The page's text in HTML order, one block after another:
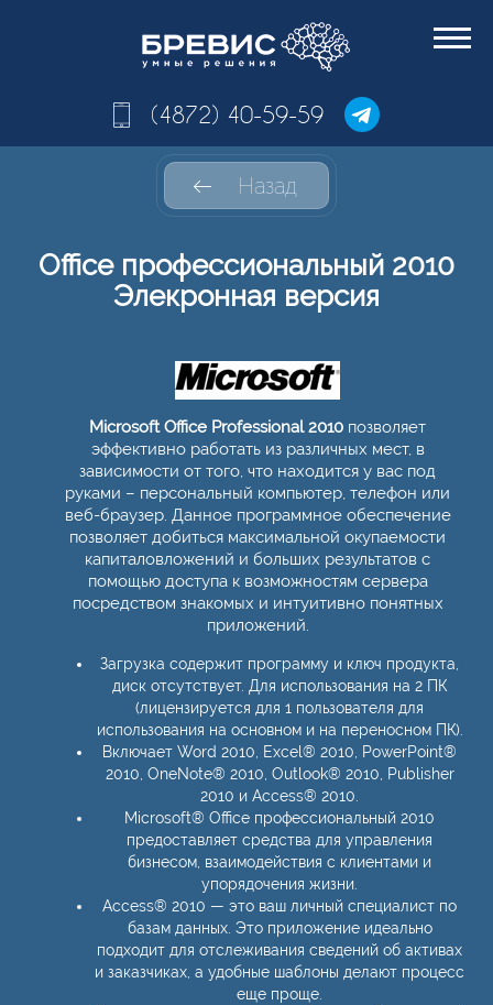
(4872) 40-59-59
Назад
Office профессиональный 2010
Элекронная версия
Microsoft Office Professional 2010 позволяет
эффективно работать из различных мест, в
зависимости от того, что находится у вас под
руками – персональный компьютер, телефон или
веб-браузер. Данное программное обеспечение
позволяет добиться максимальной окупаемости
капиталовложений и больших результатов с
помощью доступа к возможностям сервера
посредством знакомых и интуитивно понятных
приложений.
Загрузка содержит программу и ключ продукта,
диск отсутствует. Для использования на 2 ПК
(лицензируется для 1 пользователя для
использования на основном и на переносном ПК).
Включает Word 2010, Excel® 2010, PowerPoint®
2010, OneNote® 2010, Outlook® 2010, Publisher
2010 и Access® 2010.
Microsoft® Office профессиональный 2010
предоставляет средства для управления
бизнесом, взаимодействия с клиентами и
упорядочения жизни.
Access® 2010 — это ваш личный специалист по
базам данных. Это приложение идеально
подходит для отслеживания сведений об активах
и заказчиках, а удобные шаблоны делают процесс
еще проще.